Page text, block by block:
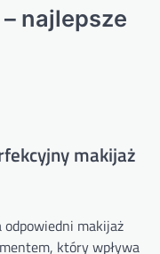
najlepsze
makijaż
odpowiedni makijaż
który wpływa